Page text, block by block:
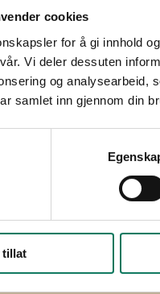
cookies
for å gi innhold
Vi deler dessuten
og analysearbeid,
samlet inn gjennom din
tillat